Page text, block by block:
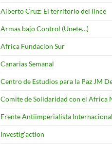
Alberto Cruz: El territorio del lince
Armas bajo Control (Unete…)
Africa Fundacion Sur
Canarias Semanal
Centro de Estudios para la Paz JM
Comite de Solidaridad con el Africa
Frente Antiimperialista
Investig'action